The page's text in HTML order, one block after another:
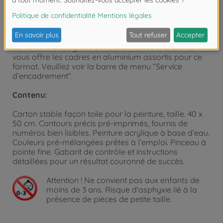
n’améliore pas seulement l’apparence visuelle du
tableau fini mais qui rehausse aussi le caractère
pittoresque des peintures en supportant l’effet “huile
sur toile”. Renseignement: SCHIPPER Arts & Crafts
vous offre les cadres en aluminium assortis pour ce
format. Veuillez voir la barre de menu “Service
d’encadrement”.
Contenu:
Carton stable façon toile pour la peinture, taille. 40 x
50 cm. Contours précis pré-imprimés, fournis de
numéros bien lisibles. Peinture acrylique à base d’eau.
Couleurs pré-mélangées prêtes à l’emploi. Pinceau à
pointe fine. Gabarit de contrôle et instructions
détaillées pour un résultat couronné de succès.
Attention ! Ne convient pas aux enfants de
moins de 3 ans. Risque d'asphyxie lié à la
présence de pièces de petite taille.